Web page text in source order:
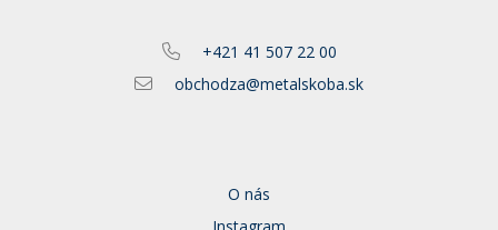
+421 41 507 22 00
obchodza@metalskoba.sk
O nás